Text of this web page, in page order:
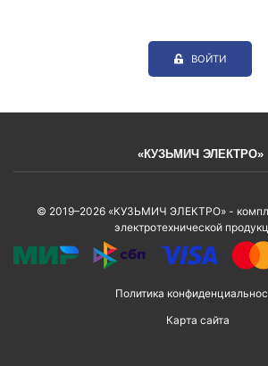
ВОЙТИ
«КУЗЬМИЧ ЭЛЕКТРО»
© 2019–2026 «КУЗЬМИЧ ЭЛЕКТРО» -
электротехнической
Политика
Карта сайта